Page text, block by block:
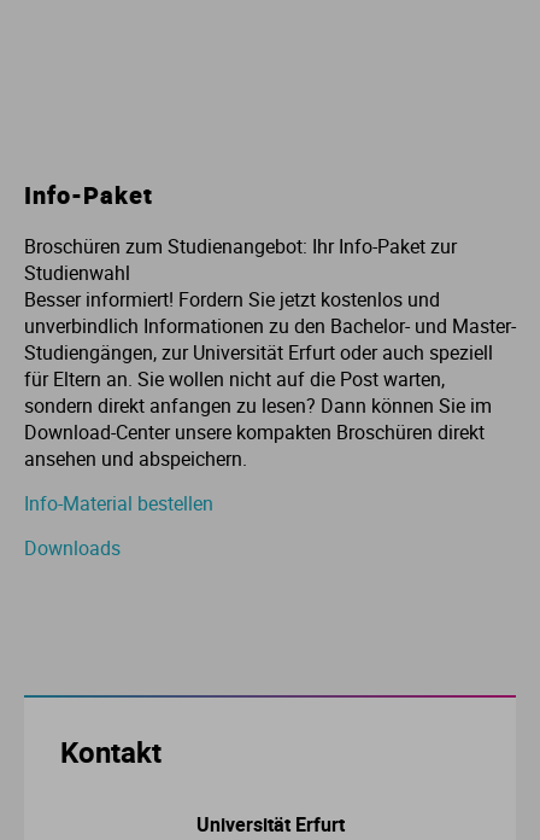
Info-Paket
Broschüren zum Studienangebot: Ihr Info-Paket zur
Studienwahl
Besser informiert! Fordern Sie jetzt kostenlos und
unverbindlich Informationen zu den Bachelor- und Master-
Studiengängen, zur Universität Erfurt oder auch speziell
für Eltern an. Sie wollen nicht auf die Post warten,
sondern direkt anfangen zu lesen? Dann können Sie im
Download-Center unsere kompakten Broschüren direkt
ansehen und abspeichern.
Info-Material bestellen
Downloads
Kontakt
Universität Erfurt